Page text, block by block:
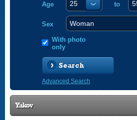
Age to
Sex
With photo
only
Search
Advanced Search
Yakov